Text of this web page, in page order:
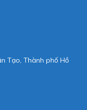
Tạo, Thành phố Hồ